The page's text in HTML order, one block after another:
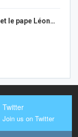
le pape Léon…
Twitter
Join us on Twitter